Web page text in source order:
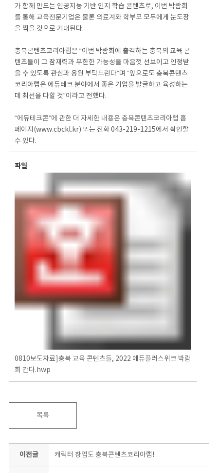
가 함께 만드는 인공지능 기반 인지 학습 콘텐츠로, 이번 박람회
를 통해 교육전문기업은 물론 의료계와 학부모 모두에게 눈도장
을 찍을 것으로 기대된다.
충북콘텐츠코리아랩은 “이번 박람회에 출격하는 충북의 교육 콘
텐츠들이 그 잠재력과 무한한 가능성을 마음껏 선보이고 인정받
을 수 있도록 관심과 응원 부탁드린다”며 “앞으로도 충북콘텐츠
코리아랩은 에듀테크 분야에서 좋은 기업을 발굴하고 육성하는
데 최선을 다할 것”이라고 전했다.
“에듀테크콘”에 관한 더 자세한 내용은 충북콘텐츠코리아랩 홈
페이지(www.cbckl.kr) 또는 전화 043-219-1215에서 확인할
수 있다.
파일
0810보도자료]충북 교육 콘텐츠들, 2022 에듀플러스위크 박람
회 간다.hwp
목록
이전글 캐릭터 창업도 충북콘텐츠코리아랩!